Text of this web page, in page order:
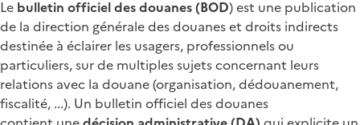
Le bulletin officiel des douanes (BOD) est une publication
de la direction générale des douanes et droits indirects
destinée à éclairer les usagers, professionnels ou
particuliers, sur de multiples sujets concernant leurs
relations avec la douane (organisation, dédouanement,
fiscalité, ...). Un bulletin officiel des douanes